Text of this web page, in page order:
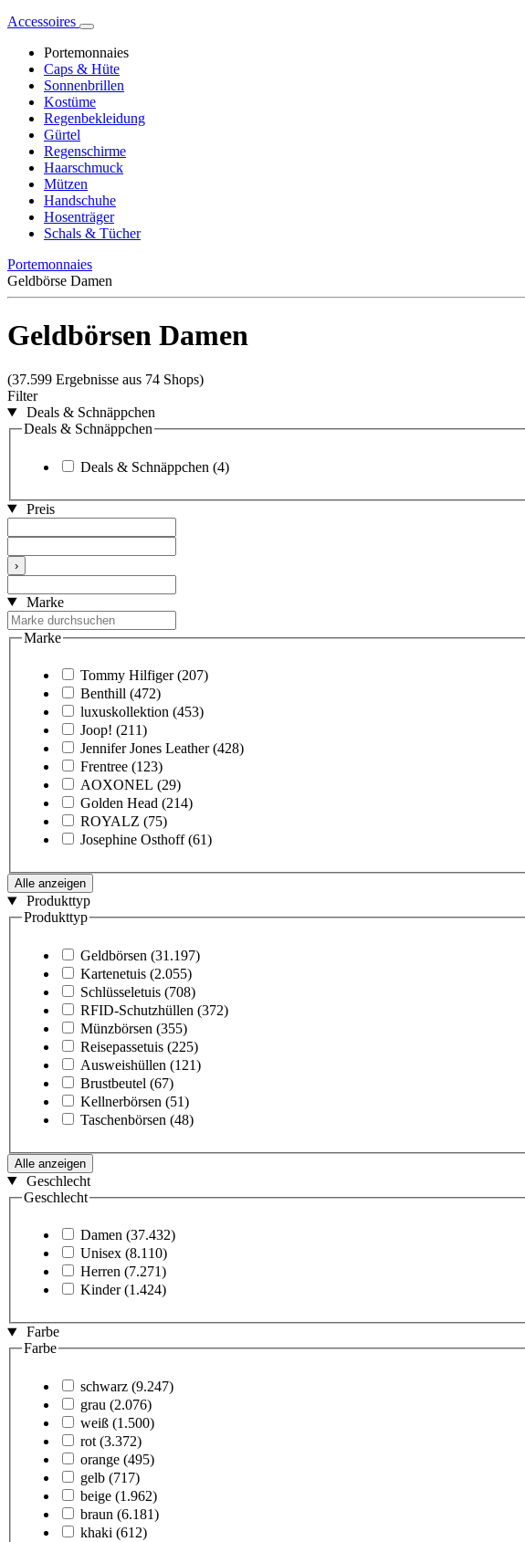
Accessoires
Portemonnaies
Caps & Hüte
Sonnenbrillen
Kostüme
Regenbekleidung
Gürtel
Regenschirme
Haarschmuck
Mützen
Handschuhe
Hosenträger
Schals & Tücher
Portemonnaies
Geldbörse Damen
Geldbörsen Damen
(37.599 Ergebnisse aus 74 Shops)
Filter
Deals & Schnäppchen
Deals & Schnäppchen
Deals & Schnäppchen (4)
Preis
›
Marke
Marke
Tommy Hilfiger (207)
Benthill (472)
luxuskollektion (453)
Joop! (211)
Jennifer Jones Leather (428)
Frentree (123)
AOXONEL (29)
Golden Head (214)
ROYALZ (75)
Josephine Osthoff (61)
Alle anzeigen
Produkttyp
Produkttyp
Geldbörsen (31.197)
Kartenetuis (2.055)
Schlüsseletuis (708)
RFID-Schutzhüllen (372)
Münzbörsen (355)
Reisepassetuis (225)
Ausweishüllen (121)
Brustbeutel (67)
Kellnerbörsen (51)
Taschenbörsen (48)
Alle anzeigen
Geschlecht
Geschlecht
Damen (37.432)
Unisex (8.110)
Herren (7.271)
Kinder (1.424)
Farbe
Farbe
schwarz (9.247)
grau (2.076)
weiß (1.500)
rot (3.372)
orange (495)
gelb (717)
beige (1.962)
braun (6.181)
khaki (612)